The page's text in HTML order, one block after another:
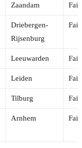
Zaandam
Driebergen-
Rijsenburg
Leeuwarden
Leiden
Tilburg
Arnhem